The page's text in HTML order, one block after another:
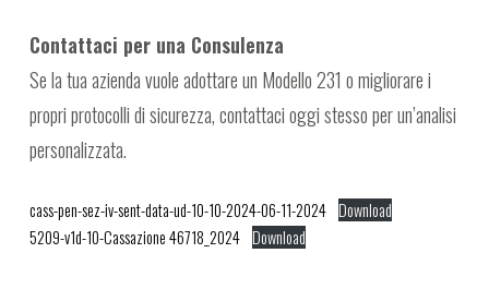
Contattaci per una Consulenza
Se la tua azienda vuole adottare un Modello 231 o migliorare i
propri protocolli di sicurezza, contattaci oggi stesso per un’analisi
personalizzata.
cass-pen-sez-iv-sent-data-ud-10-10-2024-06-11-2024 Download
5209-v1d-10-Cassazione 46718_2024 Download